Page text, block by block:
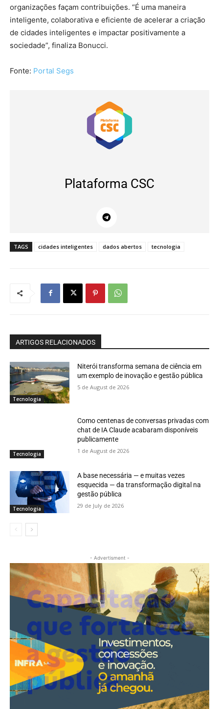
organizações façam contribuições. “É uma maneira
inteligente, colaborativa e eficiente de acelerar a criação
de cidades inteligentes e impactar positivamente a
sociedade”, finaliza Bonucci.
Fonte: Portal Segs
Plataforma CSC
TAGS cidades inteligentes dados abertos tecnologia
ARTIGOS RELACIONADOS
Tecnologia
Niterói transforma semana de ciência em
um exemplo de inovação e gestão pública
5 de August de 2026
Tecnologia
Como centenas de conversas privadas com
chat de IA Claude acabaram disponíveis
publicamente
1 de August de 2026
Tecnologia
A base necessária — e muitas vezes
esquecida — da transformação digital na
gestão pública
29 de July de 2026
- Advertisment -